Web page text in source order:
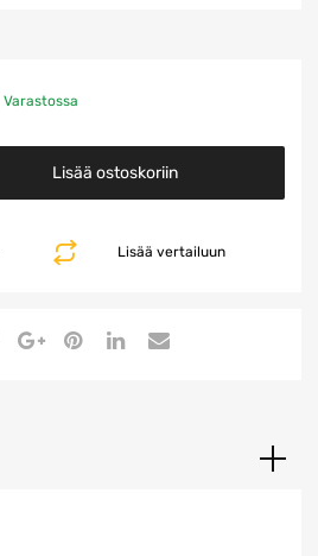
Varastossa
Lisää ostoskoriin
Lisää vertailuun